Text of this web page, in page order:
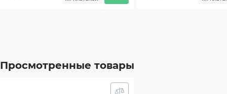
Разъем подключения 4-pin
Просмотренные товары